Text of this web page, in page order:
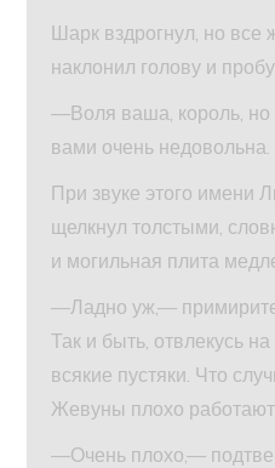
Шарк вздрогнул, но все
наклонил голову и
—Воля ваша, король, но
вами очень недовольна.
При звуке этого имени
щелкнул толстыми,
и могильная плита
—Ладно уж,—
Так и быть, отвлекусь
всякие пустяки. Что
Жевуны плохо
—Очень плохо,—